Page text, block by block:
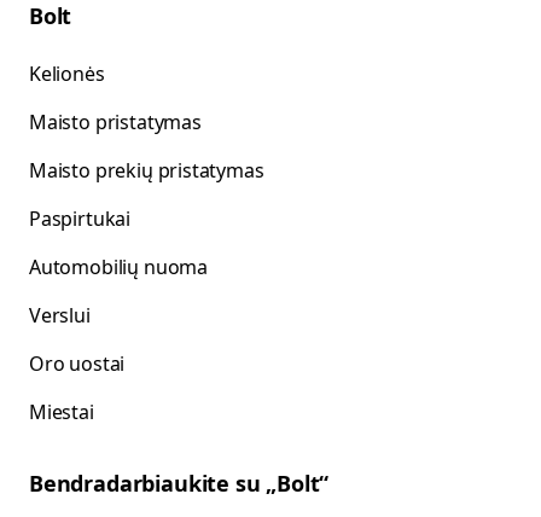
Bolt
Kelionės
Maisto pristatymas
Maisto prekių pristatymas
Paspirtukai
Automobilių nuoma
Verslui
Oro uostai
Miestai
Bendradarbiaukite su „Bolt“